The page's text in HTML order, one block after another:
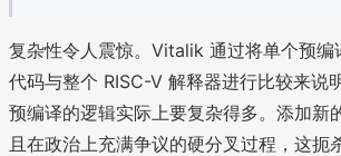
复杂性令人震惊。Vitalik 通过将单个预
代码与整个 RISC-V 解释器进行比较来
预编译的逻辑实际上要复杂得多。添加新
且在政治上充满争议的硬分叉过程，这扼